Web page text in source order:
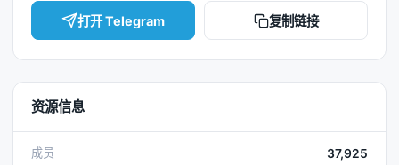
打开 Telegram 复制链接
资源信息
成员 37,925